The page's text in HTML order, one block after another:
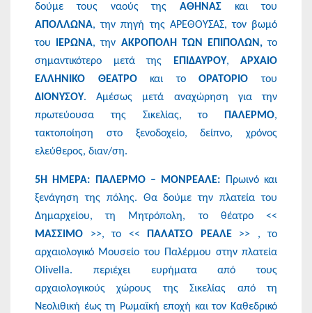
δούμε τους ναούς τηςΑΘΗΝΑΣ και του
ΑΠΟΛΛΩΝΑ, την πηγή της ΑΡΕΘΟΥΣΑΣ, τον βωμό
του
ΙΕΡΩΝΑ, την ΑΚΡΟΠΟΛΗ ΤΩΝ ΕΠΙΠΟΛΩΝ,το
σημαντικότερο μετά της
ΕΠΙΔΑΥΡΟΥ, ΑΡΧΑΙΟ
ΕΛΛΗΝΙΚΟ ΘΕΑΤΡΟκαι τοΟΡΑΤΟΡΙΟτου
ΔΙΟΝΥΣΟΥ. Αμέσως μετά αναχώρηση για την
πρωτεύουσα της Σικελίας, το
ΠΑΛΕΡΜΟ,
τακτοποίηση στο ξενοδοχείο, δείπνο, χρόνος
ελεύθερος, διαν/ση.
5Η ΗΜΕΡΑ: ΠΑΛΕΡΜΟ – ΜΟΝΡΕΑΛΕ: Πρωινό και
ξενάγηση της πόλης. Θα δούμε την πλατεία του
Δημαρχείου, τη Μητρόπολη, το θέατρο <<
ΜΑΣΣΙΜΟ >>, το << ΠΑΛΑΤΣΟ ΡΕΑΛΕ>> , το
αρχαιολογικό Μουσείο του Παλέρμου στην πλατεία
Olivella. περιέχει ευρήματα από τους
αρχαιολογικούς χώρους της Σικελίας από τη
Νεολιθική έως τη Ρωμαϊκή εποχή και τον Καθεδρικό